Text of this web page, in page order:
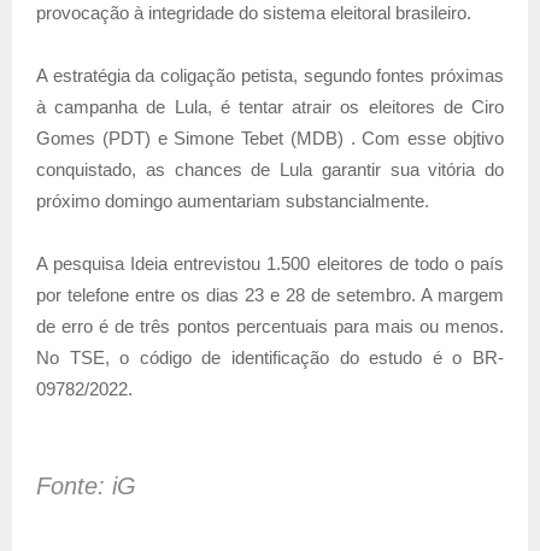
provocação à integridade do sistema eleitoral brasileiro.
A estratégia da coligação petista, segundo fontes próximas
à campanha de Lula, é tentar atrair os eleitores de Ciro
Gomes (PDT) e Simone Tebet (MDB) . Com esse objtivo
conquistado, as chances de Lula garantir sua vitória do
próximo domingo aumentariam substancialmente.
A pesquisa Ideia entrevistou 1.500 eleitores de todo o país
por telefone entre os dias 23 e 28 de setembro. A margem
de erro é de três pontos percentuais para mais ou menos.
No TSE, o código de identificação do estudo é o BR-
09782/2022.
Fonte: iG